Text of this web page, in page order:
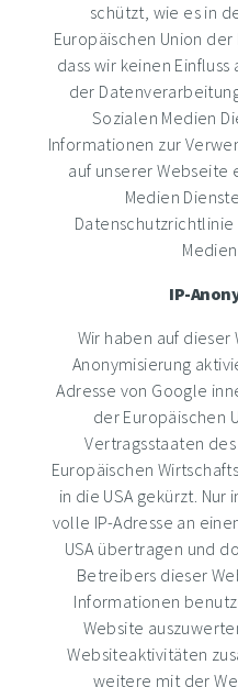
schützt, wie es in
Europäischen Union
dass wir keinen
der
Sozialen Medien
Informationen zur
auf unserer Webseite
Medien
IP-
Wir haben auf dieser
Anonymisierung
Adresse von Google
der Europäischen
Vertragsstaaten
Europäischen
in die USA gekürzt.
volle IP-Adresse an
USA übertragen und
Betreibers dieser
Informationen
Website
Websiteaktivitäten
weitere mit der